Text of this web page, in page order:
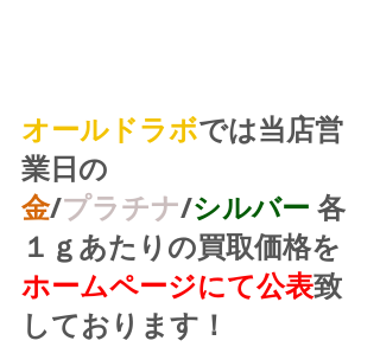
オールドラボでは当店営
業日の
金/プラチナ/シルバー 各
１ｇあたりの買取価格を
ホームページにて公表致
しております！